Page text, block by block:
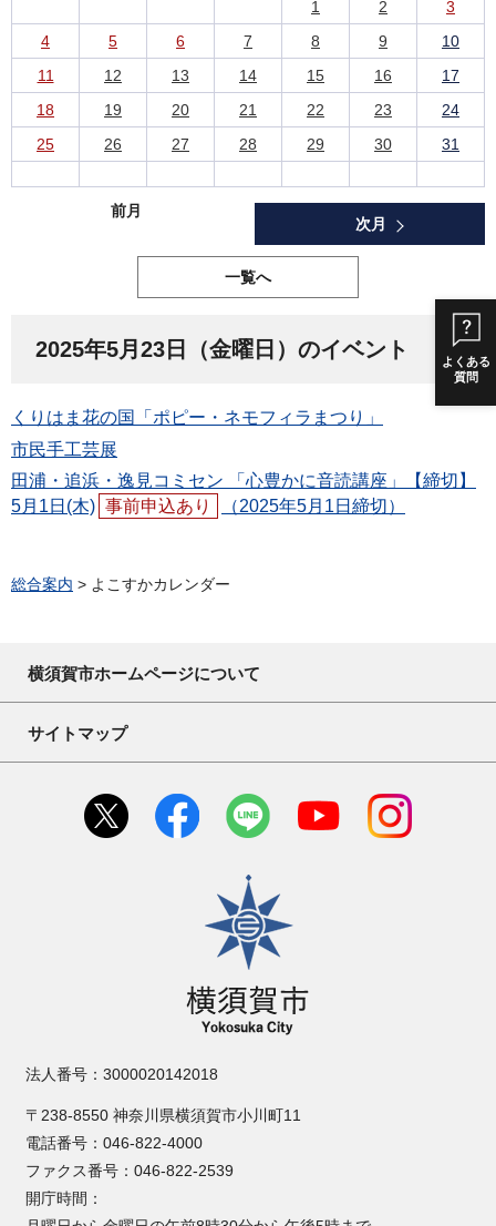
よくある
質問
1 2
3
4
5 6 7 8 9
10
11
12 13 14 15 16
17
18
19 20 21 22 23
24
25
26 27 28 29 30 31
前月
次月
一覧へ
2025年5月23日（金曜日）のイベント
くりはま花の国「ポピー・ネモフィラまつり」
市民手工芸展
田浦・追浜・逸見コミセン 「心豊かに音読講座」【締切】
5月1日(木) 事前申込あり （2025年5月1日締切）
総合案内 > よこすかカレンダー
横須賀市ホームページについて
サイトマップ
横須賀市
法人番号：3000020142018
〒238-8550 神奈川県横須賀市小川町11
電話番号：046-822-4000
ファクス番号：046-822-2539
開庁時間：